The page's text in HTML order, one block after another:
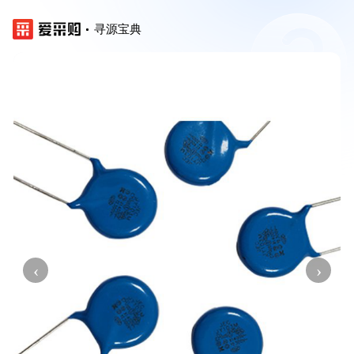
寻源宝典
‹ ›